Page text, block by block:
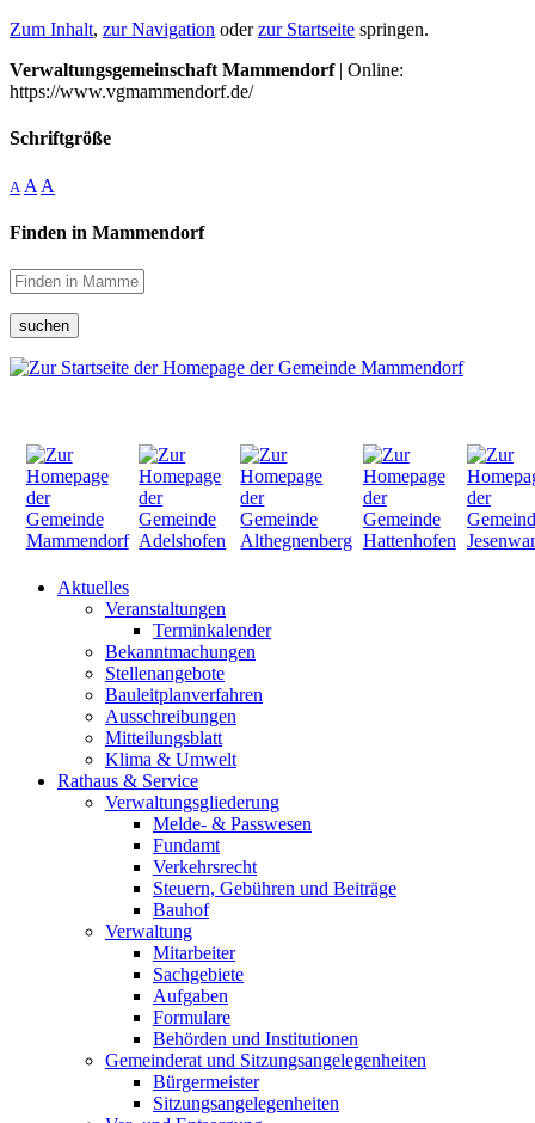
Zum Inhalt, zur Navigation oderzur Startseite springen.
Verwaltungsgemeinschaft Mammendorf| Online:
https://www.vgmammendorf.de/
Schriftgröße
A A A
Finden in Mammendorf
suchen
Aktuelles
Veranstaltungen
Terminkalender
Bekanntmachungen
Stellenangebote
Bauleitplanverfahren
Ausschreibungen
Mitteilungsblatt
Klima & Umwelt
Rathaus & Service
Verwaltungsgliederung
Melde- & Passwesen
Fundamt
Verkehrsrecht
Steuern, Gebühren und Beiträge
Bauhof
Verwaltung
Mitarbeiter
Sachgebiete
Aufgaben
Formulare
Behörden und Institutionen
Gemeinderat und Sitzungsangelegenheiten
Bürgermeister
Sitzungsangelegenheiten